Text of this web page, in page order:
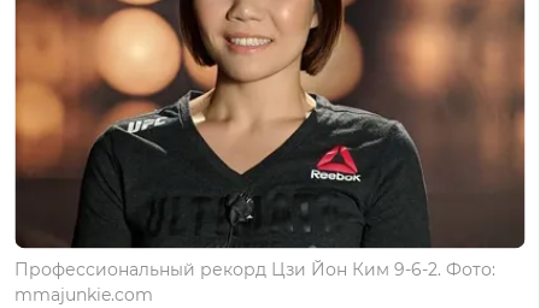
Профессиональный рекорд Цзи Йон Ким 9-6-2. Фото:
mmajunkie.com